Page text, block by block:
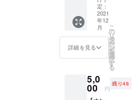
性を提案し
ながら、日
本茶の魅力
的を日本の
みならず、
海外へも伝
いと思って
います。
（各
12g×5
袋） ・
送料込
み ・茶
農家別
お茶の
特徴＆
ガイド
付き
定：
2021
年12
月
詳細を見る
こ
の
リ
タ
ー
ン
を
選
択
す
る
5,0
00 円
残り48